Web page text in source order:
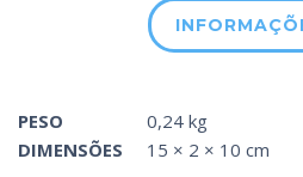
PESO
0,24 kg
DIMENSÕES
15 × 2 × 10 cm